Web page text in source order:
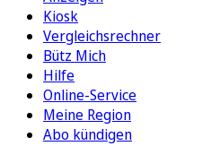
Kiosk
Vergleichsrechner
Bütz Mich
Hilfe
Online-Service
Meine Region
Abo kündigen